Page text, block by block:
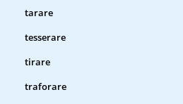
tarare
tesserare
tirare
traforare